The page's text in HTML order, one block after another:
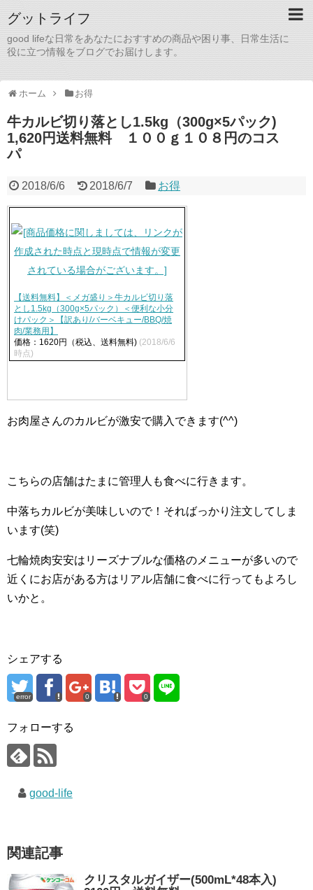
グットライフ
good lifeな日常をあなたにおすすめの商品や困り事、日常生活に
役に立つ情報をブログでお届けします。
ホーム お得
牛カルビ切り落とし1.5kg（300g×5パック)
1,620円送料無料 １００ｇ１０８円のコス
パ
2018/6/6 2018/6/7 お得
【送料無料】＜メガ盛り＞牛カルビ切り落
とし1.5kg（300g×5パック）＜便利な小分
けパック＞【訳あり/バーベキュー/BBQ/焼
肉/業務用】
価格：1620円（税込、送料無料) (2018/6/6
時点)
お肉屋さんのカルビが激安で購入できます(^^)
こちらの店舗はたまに管理人も食べに行きます。
中落ちカルビが美味しいので！そればっかり注文してしま
います(笑)
七輪焼肉安安はリーズナブルな価格のメニューが多いので
近くにお店がある方はリアル店舗に食べに行ってもよろし
いかと。
シェアする
error 0 0
フォローする
good-life
関連記事
クリスタルガイザー(500mL*48本入)